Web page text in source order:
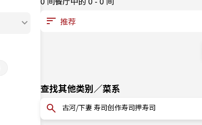
查找其他类别／菜系
古河/下妻 寿司创作寿司押寿司